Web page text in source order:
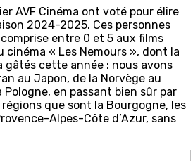
AVF Cinéma ont voté pour élire
2024-2025. Ces personnes
entre 0 et 5 aux films
cinéma « Les Nemours », dont la
gâtés cette année : nous avons
au Japon, de la Norvège au
Pologne, en passant bien sûr par
régions que sont la Bourgogne, les
Alpes-Côte d’Azur, sans